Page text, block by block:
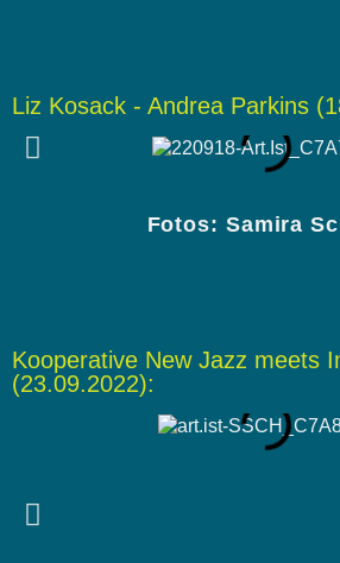
Liz Kosack - Andrea Parkins
Fotos: Samira
Kooperative New Jazz meets
(23.09.2022):